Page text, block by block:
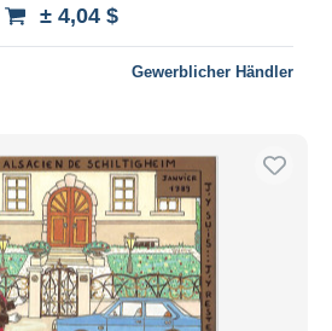
± 4,04 $
Gewerblicher Händler